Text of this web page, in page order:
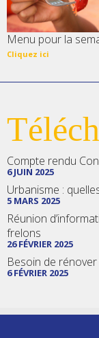
Menu pour la
Cliquez ici
Compte rendu
6 JUIN 2025
Urbanisme :
5 MARS 2025
Réunion
frelons
26 FÉVRIER 2025
Besoin de
6 FÉVRIER 2025